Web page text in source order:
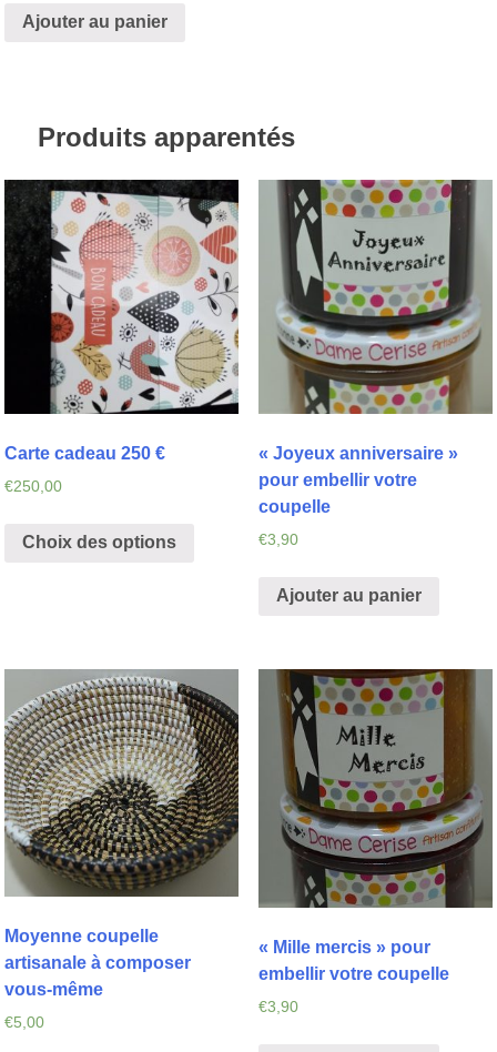
Ajouter au panier
Produits apparentés
Carte cadeau 250 €
€250,00
Choix des options
« Joyeux anniversaire »
pour embellir votre
coupelle
€3,90
Ajouter au panier
Moyenne coupelle
artisanale à composer
vous-même
€5,00
« Mille mercis » pour
embellir votre coupelle
€3,90